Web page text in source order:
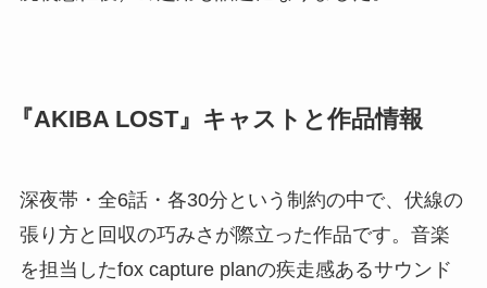
『AKIBA LOST』キャストと作品情報
深夜帯・全6話・各30分という制約の中で、伏線の
張り方と回収の巧みさが際立った作品です。音楽
を担当したfox capture planの疾走感あるサウンド